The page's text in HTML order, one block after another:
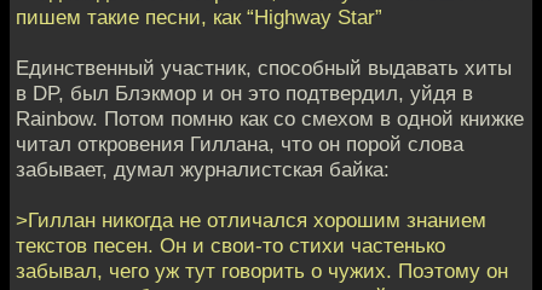
пишем такие песни, как “Highway Star”
Единственный участник, способный выдавать хиты
в DP, был Блэкмор и он это подтвердил, уйдя в
Rainbow. Потом помню как со смехом в одной книжке
читал откровения Гиллана, что он порой слова
забывает, думал журналистская байка:
>Гиллан никогда не отличался хорошим знанием
текстов песен. Он и свои-то стихи частенько
забывал, чего уж тут говорить о чужих. Поэтому он